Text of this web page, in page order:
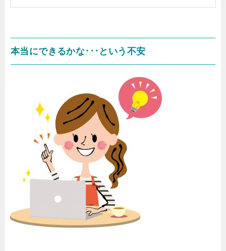
本当にできるかな･･･という不安